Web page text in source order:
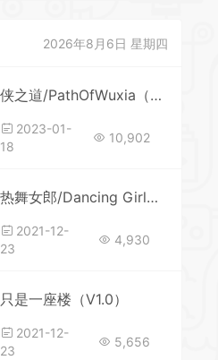
2026年8月6日 星期四
侠之道/PathOfWuxia（更新V3.0611360342-段红儿修正）
2023-01-
18
10,902
热舞女郎/Dancing Girl正式版（V20210315-全DLC全人物）
2021-12-
23
4,930
只是一座楼（V1.0）
2021-12-
23
5,656